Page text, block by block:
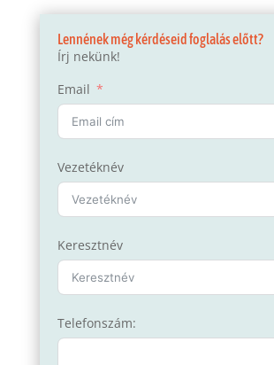
Lennének még kérdéseid foglalás előtt?
Írj nekünk!
Email
Vezetéknév
Keresztnév
Telefonszám: